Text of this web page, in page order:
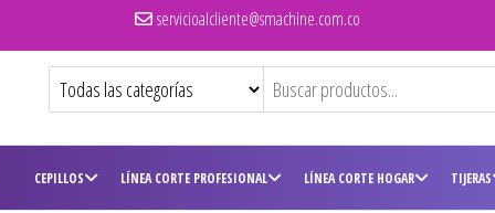
servicioalcliente@smachine.com.co
CEPILLOS LÍNEA CORTE PROFESIONAL LÍNEA CORTE HOGAR TIJERAS